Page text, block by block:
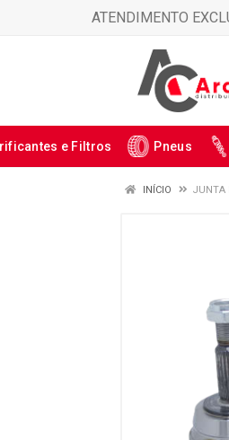
ATENDIMENTO
e Filtros Pneus
INÍCIO JUNTA